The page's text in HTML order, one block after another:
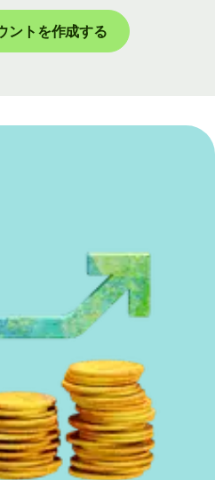
ントを作成する